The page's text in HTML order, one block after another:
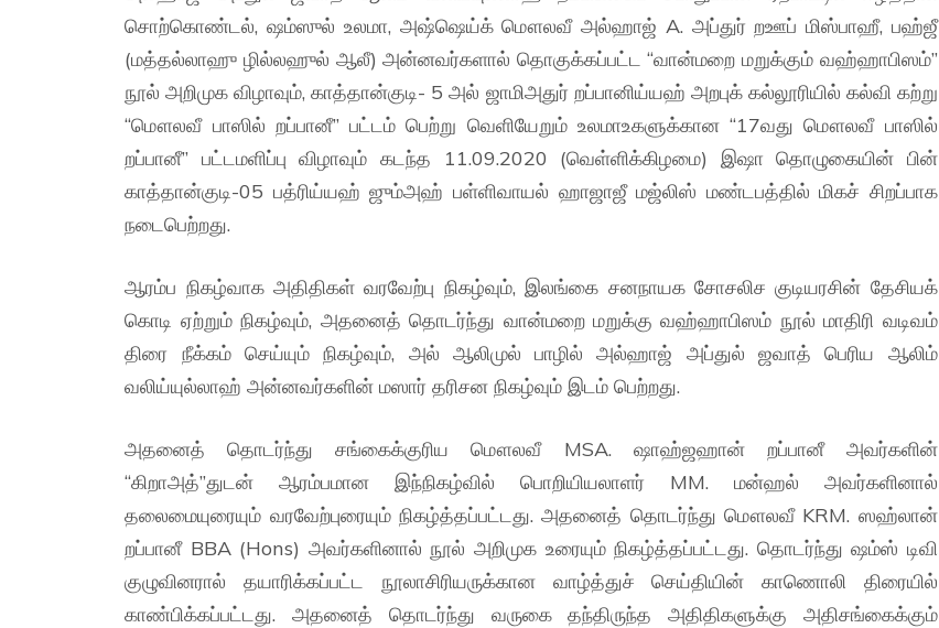
சொற்கொண்டல், ஷம்ஸுல் உலமா, அஷ்ஷெய்க் மௌலவீ அல்ஹாஜ் A. அப்துர் றஊப் மிஸ்பாஹீ, பஹ்ஜீ
(மத்தல்லாஹு ழில்லஹுல் ஆலீ) அன்னவர்களால் தொகுக்கப்பட்ட “வான்மறை மறுக்கும் வஹ்ஹாபிஸம்”
நூல் அறிமுக விழாவும், காத்தான்குடி- 5 அல் ஜாமிஅதுர் றப்பானிய்யஹ் அறபுக் கல்லூரியில் கல்வி கற்று
“மௌலவீ பாஸில் றப்பானீ” பட்டம் பெற்று வெளியேறும் உலமாஉகளுக்கான “17வது மௌலவீ பாஸில்
றப்பானீ” பட்டமளிப்பு விழாவும் கடந்த 11.09.2020 (வெள்ளிக்கிழமை) இஷா தொழுகையின் பின்
காத்தான்குடி-05 பத்ரிய்யஹ் ஜும்அஹ் பள்ளிவாயல் ஹாஜாஜீ மஜ்லிஸ் மண்டபத்தில் மிகச் சிறப்பாக
நடைபெற்றது.
ஆரம்ப நிகழ்வாக அதிதிகள் வரவேற்பு நிகழ்வும், இலங்கை சனநாயக சோசலிச குடியரசின் தேசியக்
கொடி ஏற்றும் நிகழ்வும், அதனைத் தொடர்ந்து வான்மறை மறுக்கு வஹ்ஹாபிஸம் நூல் மாதிரி வடிவம்
திரை நீக்கம் செய்யும் நிகழ்வும், அல் ஆலிமுல் பாழில் அல்ஹாஜ் அப்துல் ஜவாத் பெரிய ஆலிம்
வலிய்யுல்லாஹ் அன்னவர்களின் மஸார் தரிசன நிகழ்வும் இடம் பெற்றது.
அதனைத் தொடர்ந்து சங்கைக்குரிய மௌலவீ MSA. ஷாஹ்ஜஹான் றப்பானீ அவர்களின்
“கிறாஅத்”துடன் ஆரம்பமான இந்நிகழ்வில் பொறியியலாளர் MM. மன்ஹல் அவர்களினால்
தலைமையுரையும் வரவேற்புரையும் நிகழ்த்தப்பட்டது. அதனைத் தொடர்ந்து மௌலவீ KRM. ஸஹ்லான்
றப்பானீ BBA (Hons) அவர்களினால் நூல் அறிமுக உரையும் நிகழ்த்தப்பட்டது. தொடர்ந்து ஷம்ஸ் டிவி
குழுவினரால் தயாரிக்கப்பட்ட நூலாசிரியருக்கான வாழ்த்துச் செய்தியின் காணொலி திரையில்
காண்பிக்கப்பட்டது. அதனைத் தொடர்ந்து வருகை தந்திருந்த அதிதிகளுக்கு அதிசங்கைக்கும்